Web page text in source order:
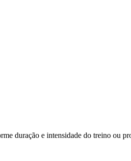
duração e intensidade do treino ou